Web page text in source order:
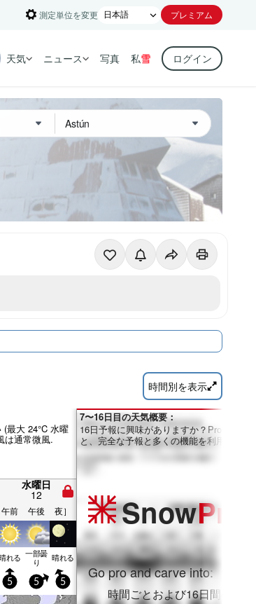
測定単位を変更 プレミアム
天気 ニュース 写真 私雪 ログイン
時間別を表示
最大 24°C 水曜
は通常微風.
水曜日
12
午前 午後 夜］
れる 一部曇
り 晴れる
5 5 5
7〜16日目の天気概要：
16日予報に興味がありますか？Proメンバ
と、完全な予報と多くの機能を利用できま
SnowPro
Go pro and carve into:
時間ごとおよび16日間の降